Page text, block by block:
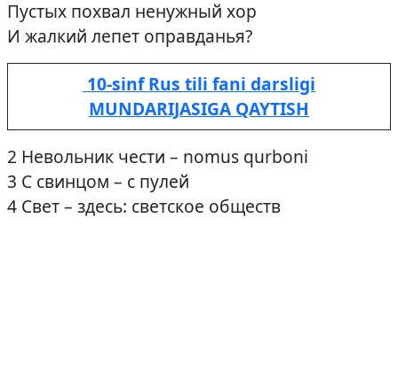
Пустых похвал ненужный хор
И жалкий лепет оправданья?
10-sinf Rus tili fani darsligi
MUNDARIJASIGA QAYTISH
2 Невольник чести – nomus qurboni
3 С свинцом – с пулей
4 Свет – здесь: светское обществ